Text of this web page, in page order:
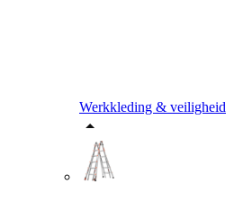
Werkkleding & veiligheid